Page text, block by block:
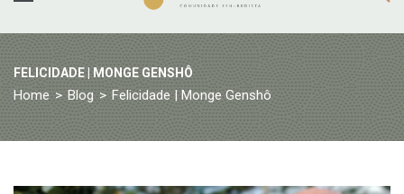
FELICIDADE | MONGE GENSHÔ
Home > Blog > Felicidade | Monge Genshô